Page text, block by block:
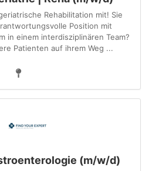
Rehabilitation mit! Sie
Position mit
in einem interdisziplinären Team?
Patienten auf ihrem Weg ...
(m/w/d)